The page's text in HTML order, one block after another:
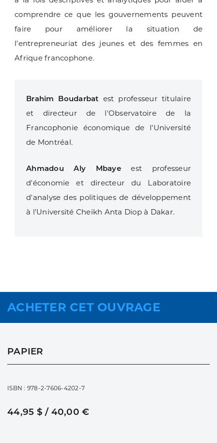
comprendre ce que les gouvernements peuvent
faire pour améliorer la situation de
l’entrepreneuriat des jeunes et des femmes en
Afrique francophone.
Brahim Boudarbat est professeur titulaire
et directeur de l'Observatoire de la
Francophonie économique de l'Université
de Montréal.
Ahmadou Aly Mbayeest professeur
d'économie et directeur du Laboratoire
d'analyse des politiques de développement
à l'Université Cheikh Anta Diop à Dakar.
ACHETER CET OUVRAGE
PAPIER
ISBN : 978-2-7606-4202-7
44,95 $ / 40,00 €